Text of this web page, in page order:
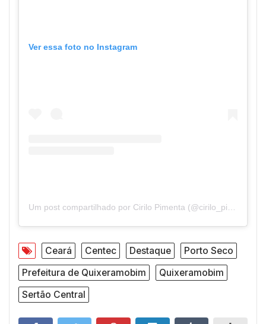
Ver essa foto no Instagram
Ceará Centec Destaque
Porto Seco
Prefeitura de Quixeramobim
Quixeramobim
Sertão Central